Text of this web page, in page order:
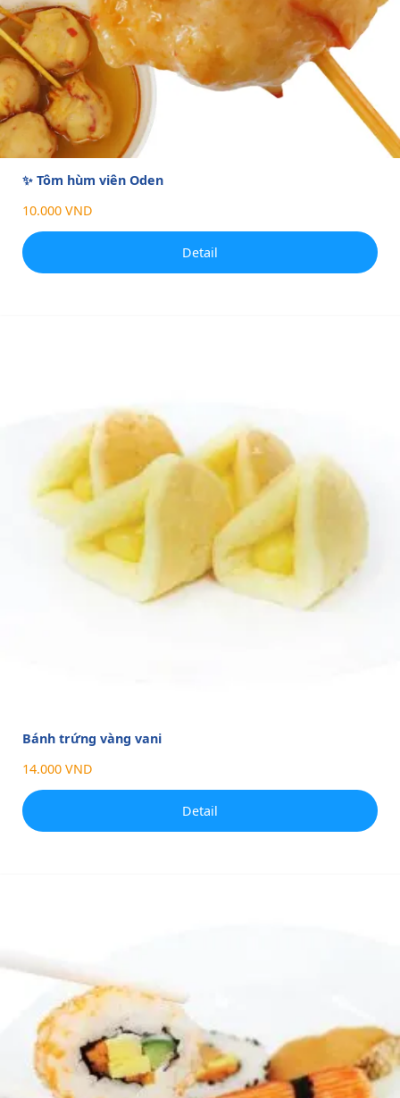
✨ Tôm hùm viên Oden
10.000 VND
Detail
Bánh trứng vàng vani
14.000 VND
Detail